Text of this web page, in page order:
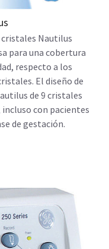
Nautilus
para una cobertura
respecto a los
El diseño de
de 9 cristales
incluso con pacientes
de gestación.